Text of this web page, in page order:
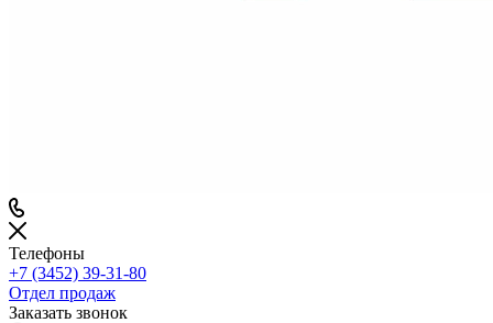
Телефоны
+7 (3452) 39-31-80
Отдел продаж
Заказать звонок